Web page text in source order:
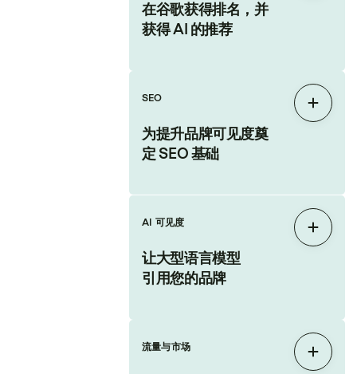
在谷歌获得排名，并
获得 AI 的推荐
SEO
为提升品牌可见度奠
定 SEO 基础
展开
AI 可见度
让大型语言模型
引用您的品牌
展开
流量与市场
展开